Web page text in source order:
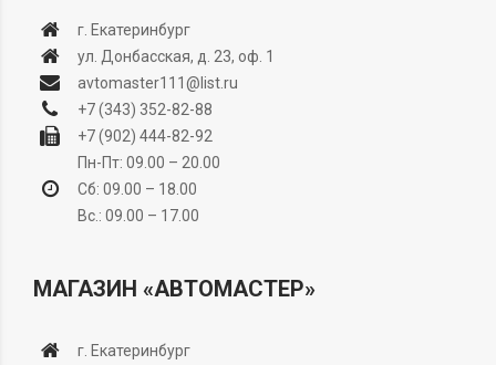
г. Екатеринбург
ул. Донбасская, д. 23, оф. 1
avtomaster111@list.ru
+7 (343) 352-82-88
+7 (902) 444-82-92
Пн-Пт: 09.00 – 20.00
Сб: 09.00 – 18.00
Вс.: 09.00 – 17.00
МАГАЗИН «АВТОМАСТЕР»
г. Екатеринбург